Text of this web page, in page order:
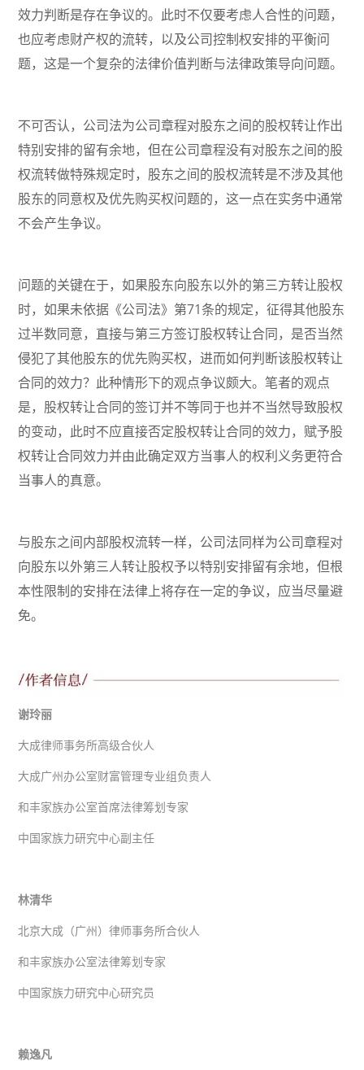
效力判断是存在争议的。此时不仅要考虑人合性的问题，
也应考虑财产权的流转，以及公司控制权安排的平衡问
题，这是一个复杂的法律价值判断与法律政策导向问题。
不可否认，公司法为公司章程对股东之间的股权转让作出
特别安排的留有余地，但在公司章程没有对股东之间的股
权流转做特殊规定时，股东之间的股权流转是不涉及其他
股东的同意权及优先购买权问题的，这一点在实务中通常
不会产生争议。
问题的关键在于，如果股东向股东以外的第三方转让股权
时，如果未依据《公司法》第71条的规定，征得其他股东
过半数同意，直接与第三方签订股权转让合同，是否当然
侵犯了其他股东的优先购买权，进而如何判断该股权转让
合同的效力？此种情形下的观点争议颇大。笔者的观点
是，股权转让合同的签订并不等同于也并不当然导致股权
的变动，此时不应直接否定股权转让合同的效力，赋予股
权转让合同效力并由此确定双方当事人的权利义务更符合
当事人的真意。
与股东之间内部股权流转一样，公司法同样为公司章程对
向股东以外第三人转让股权予以特别安排留有余地，但根
本性限制的安排在法律上将存在一定的争议，应当尽量避
免。
谢玲丽
大成律师事务所高级合伙人
大成广州办公室财富管理专业组负责人
和丰家族办公室首席法律筹划专家
中国家族力研究中心副主任
林清华
北京大成（广州）律师事务所合伙人
和丰家族办公室法律筹划专家
中国家族力研究中心研究员
赖逸凡